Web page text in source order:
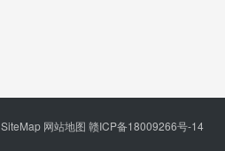
SiteMap 网站地图 赣ICP备18009266号-14